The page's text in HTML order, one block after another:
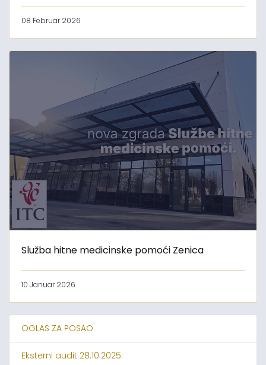
08 Februar 2026
Služba hitne medicinske pomoći Zenica
10 Januar 2026
OGLAS ZA POSAO
Eksterni audit 28.10.2025.